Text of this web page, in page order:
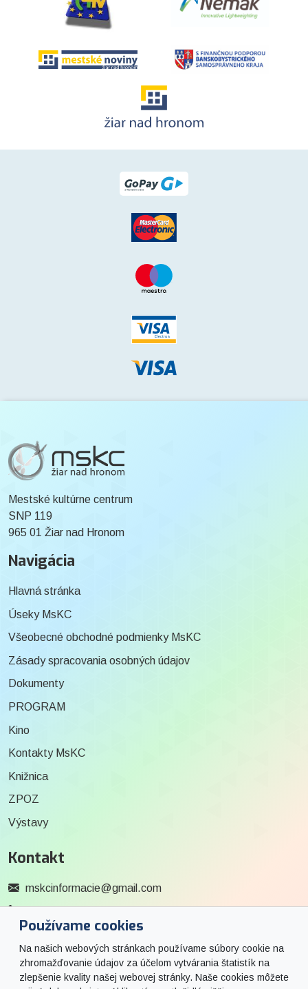
Používame cookies
Na našich webových stránkach používame súbory cookie na
zhromažďovanie údajov za účelom vytvárania štatistík na
zlepšenie kvality našej webovej stránky. Naše cookies môžete
Mestské kultúrne centrum
SNP 119
965 01 Žiar nad Hronom
Navigácia
Hlavná stránka
Úseky MsKC
Všeobecné obchodné podmienky MsKC
Zásady spracovania osobných údajov
Dokumenty
PROGRAM
Kino
Kontakty MsKC
Knižnica
ZPOZ
Výstavy
Kontakt
mskcinformacie@gmail.com
0915 727 244
Social
Facebook